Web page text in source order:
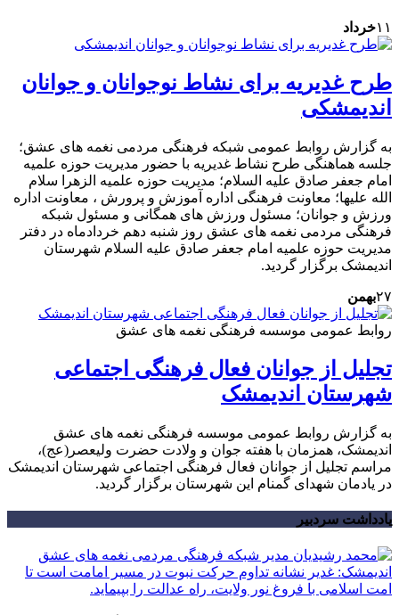
۱۱خرداد
طرح غدیریه برای نشاط نوجوانان و جوانان
اندیمشکی
به گزارش روابط عمومی شبکه فرهنگی مردمی نغمه های عشق؛
جلسه هماهنگی طرح نشاط غدیریه با حضور مدیریت حوزه علمیه
امام جعفر صادق علیه السلام؛ مدیریت حوزه علمیه الزهرا سلام
الله علیها؛ معاونت فرهنگی اداره آموزش و پرورش ، معاونت اداره
ورزش و جوانان؛ مسئول ورزش های همگانی و مسئول شبکه
فرهنگی مردمی نغمه های عشق روز شنبه دهم خردادماه در دفتر
مدیریت حوزه علمیه امام جعفر صادق علیه السلام شهرستان
اندیمشک برگزار گردید.
۲۷بهمن
روابط عمومی موسسه فرهنگی نغمه های عشق
تجلیل از جوانان فعال فرهنگی اجتماعی
شهرستان اندیمشک
به گزارش روابط عمومی موسسه فرهنگی نغمه های عشق
اندیمشک، همزمان با هفته جوان و ولادت حضرت ولیعصر(عج)،
مراسم تجلیل از جوانان فعال فرهنگی اجتماعی شهرستان اندیمشک
در یادمان شهدای گمنام این شهرستان برگزار گردید.
یادداشت سردبیر